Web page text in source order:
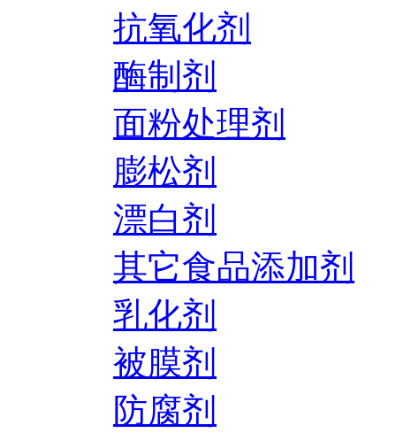
抗氧化剂
酶制剂
面粉处理剂
膨松剂
漂白剂
其它食品添加剂
乳化剂
被膜剂
防腐剂